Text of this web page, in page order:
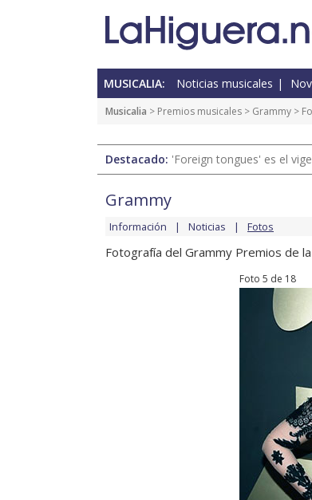
MUSICALIA: Noticias musicales
Musicalia > Premios musicales > Grammy >
Destacado: 'Foreign tongues' es el
Grammy
Información Noticias Fotos
Fotografía del Grammy Premios de
Foto 5 de 18